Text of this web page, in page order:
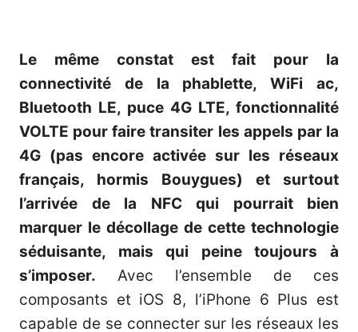
Le même constat est fait pour la
connectivité de la phablette, WiFi ac,
Bluetooth LE, puce 4G LTE, fonctionnalité
VOLTE pour faire transiter les appels par la
4G (pas encore activée sur les réseaux
français, hormis Bouygues) et surtout
l’arrivée de la NFC qui pourrait bien
marquer le décollage de cette technologie
séduisante, mais qui peine toujours à
s’imposer. Avec l’ensemble de ces
composants et iOS 8, l’iPhone 6 Plus est
capable de se connecter sur les réseaux les